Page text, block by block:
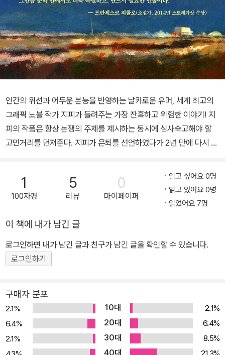
인간의 위선과 어두운 본능을 반영하는 날카로운 유머, 세계 최고의
그래픽 노블 작가 지피가 들려주는 가장 잔혹하고 위험한 이야기! 지
피의 작품은 항상 논쟁의 주제를 제시하는 동시에 심사숙고해야 할
고민거리를 던져준다. 지피가 은퇴를 선언하였다가 2년 만에 다시 독
의 그늘진 곳을 조명하는 가운데 많은 것을 생각하게 한다. 말 한마디
로 걷잡을 수 없는 논란에 휘말린 어느 시나리오 작가의 몰락기 『스테
이시』는 주인공 지아니가 자신의 순수한 행동으로 야기된 불합리한
으로 인해 극단적으로 변화해가는 모습을 담은 이야기이다. 성공 가
도를 달리던 시나리오 작가 지아니가 어느 인터뷰에서 무심코 한 발
언으로 소셜 미디어상에서 논란의 대상이 되며 무차별 공격을 받는
다. 실제로 작가인 지피도 인스타그램에 게시된 만화로 논란에 휘말
들어 있기도 하다. 소위 친구라고 믿었던 동료들을 비롯해서 그에게
열광했던 팬들까지 모두가 하루아침에 등을 돌리고 지아니는 나락으
로 떨어진다. 지금 자신을 경멸하는 자들, 바로 그들이 이전에는 자신
을 존경했던 사람들이라는 그 이율배반적인 현실이 지아니는 무엇보
1
100자평
5
리뷰
0
마이페이퍼
읽고 싶어요 0명
읽고 있어요 0명
읽었어요 7명
이 책에 내가 남긴 글
로그인하면 내가 남긴 글과 친구가 남긴 글을 확인할 수 있습니다.
로그인하기
구매자 분포
2.1% 10대
2.1%
6.4%
20대
6.4%
2.1%
30대
8.5%
40대